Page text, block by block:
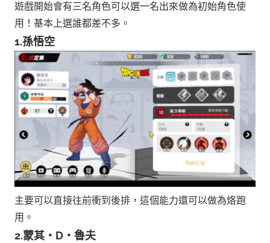
遊戲開始會有三名角色可以選一名出來做為初始角色使
用！基本上選誰都差不多。
1.孫悟空
主要可以直接往前衝到後排，這個能力還可以做為烙跑
用。
2.蒙其‧D‧魯夫